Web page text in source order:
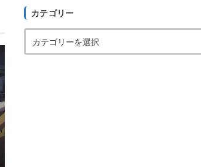
カテゴリー